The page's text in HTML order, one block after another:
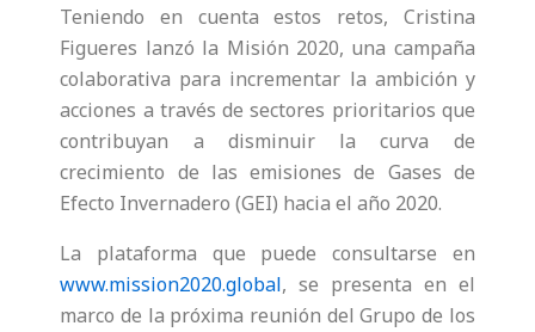
Teniendo en cuenta estos retos, Cristina
Figueres lanzó la Misión 2020, una campaña
colaborativa para incrementar la ambición y
acciones a través de sectores prioritarios que
contribuyan a disminuir la curva de
crecimiento de las emisiones de Gases de
Efecto Invernadero (GEI) hacia el año 2020.
La plataforma que puede consultarse en
www.mission2020.global, se presenta en el
marco de la próxima reunión del Grupo de los